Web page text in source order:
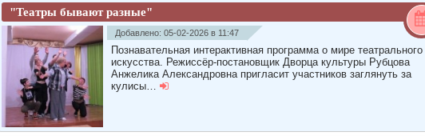
"Театры бывают разные"
Добавлено: 05-02-2026 в 11:47
Познавательная интерактивная программа о мире театрального
искусства. Режиссёр‑постановщик Дворца культуры Рубцова
Анжелика Александровна пригласит участников заглянуть за
кулисы…